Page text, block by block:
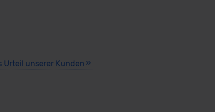
Urteil unserer Kunden